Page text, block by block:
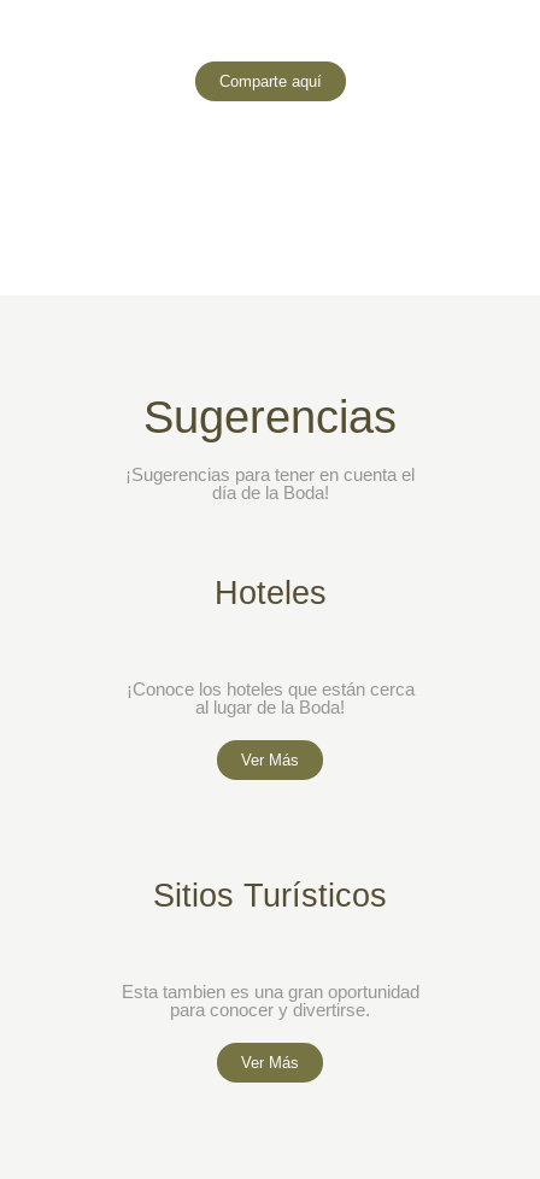
Comparte aquí
Sugerencias
¡Sugerencias para tener en cuenta el
día de la Boda!
Hoteles
¡Conoce los hoteles que están cerca
al lugar de la Boda!
Ver Más
Sitios Turísticos
Esta tambien es una gran oportunidad
para conocer y divertirse.
Ver Más